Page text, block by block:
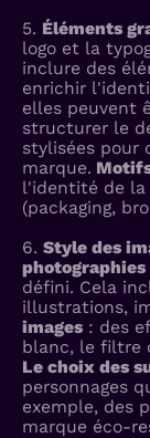
5. Éléments
logo et la
inclure des
enrichir
elles peuvent
structurer le
stylisées pour
marque.
l'identité de la
(packaging,
6. Style des
photographies
défini. Cela
illustrations,
images: des
blanc, le filtre
Le choix des
personnages
exemple, des
marque éco-